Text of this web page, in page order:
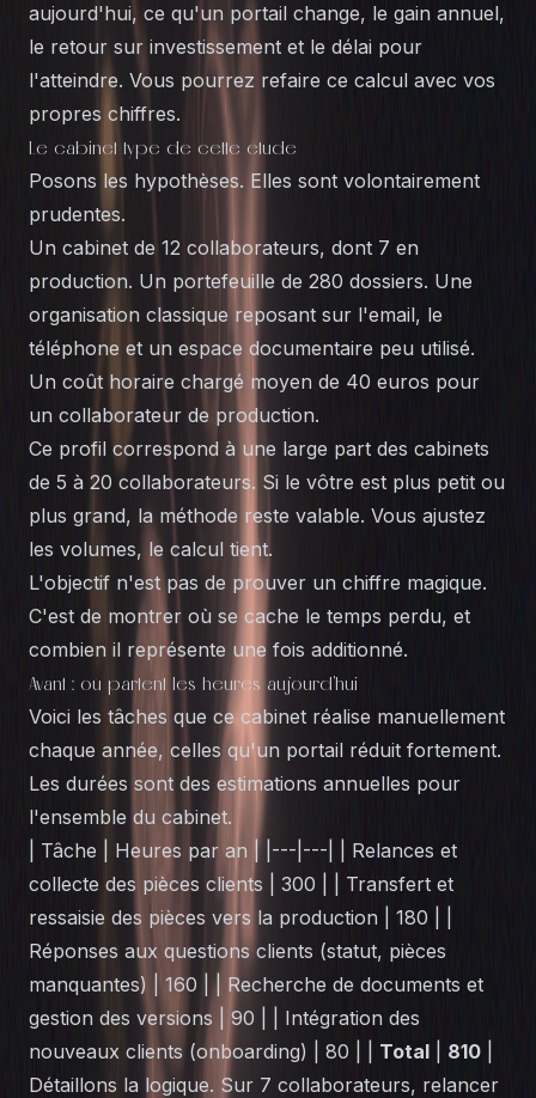
aujourd'hui, ce qu'un portail change, le gain annuel,
le retour sur investissement et le délai pour
l'atteindre. Vous pourrez refaire ce calcul avec vos
propres chiffres.
Le cabinet type de cette étude
Posons les hypothèses. Elles sont volontairement
prudentes.
Un cabinet de 12 collaborateurs, dont 7 en
production. Un portefeuille de 280 dossiers. Une
organisation classique reposant sur l'email, le
téléphone et un espace documentaire peu utilisé.
Un coût horaire chargé moyen de 40 euros pour
un collaborateur de production.
Ce profil correspond à une large part des cabinets
de 5 à 20 collaborateurs. Si le vôtre est plus petit ou
plus grand, la méthode reste valable. Vous ajustez
les volumes, le calcul tient.
L'objectif n'est pas de prouver un chiffre magique.
C'est de montrer où se cache le temps perdu, et
combien il représente une fois additionné.
Avant : où partent les heures aujourd'hui
Voici les tâches que ce cabinet réalise manuellement
chaque année, celles qu'un portail réduit fortement.
Les durées sont des estimations annuelles pour
l'ensemble du cabinet.
| Tâche | Heures par an | |---|---| | Relances et
collecte des pièces clients | 300 | | Transfert et
ressaisie des pièces vers la production | 180 | |
Réponses aux questions clients (statut, pièces
manquantes) | 160 | | Recherche de documents et
gestion des versions | 90 | | Intégration des
nouveaux clients (onboarding) | 80 | | Total 810
Détaillons la logique. Sur 7 collaborateurs, relancer